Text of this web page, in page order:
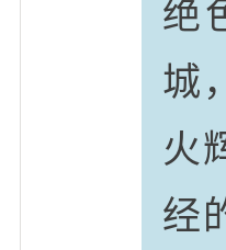
绝
城
火
经